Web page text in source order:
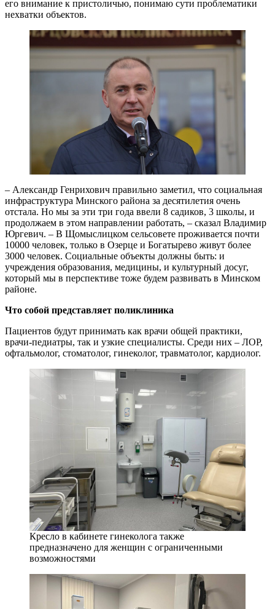
его внимание к пристоличью, понимаю сути проблематики
нехватки объектов.
– Александр Генрихович правильно заметил, что социальная
инфраструктура Минского района за десятилетия очень
отстала. Но мы за эти три года ввели 8 садиков, 3 школы, и
продолжаем в этом направлении работать, – сказал Владимир
Юргевич. – В Щомыслицком сельсовете проживается почти
10000 человек, только в Озерце и Богатырево живут более
3000 человек. Социальные объекты должны быть: и
учреждения образования, медицины, и культурный досуг,
который мы в перспективе тоже будем развивать в Минском
районе.
Что собой представляет поликлиника
Пациентов будут принимать как врачи общей практики,
врачи-педиатры, так и узкие специалисты. Среди них – ЛОР,
офтальмолог, стоматолог, гинеколог, травматолог, кардиолог.
Кресло в кабинете гинеколога также
предназначено для женщин с ограниченными
возможностями